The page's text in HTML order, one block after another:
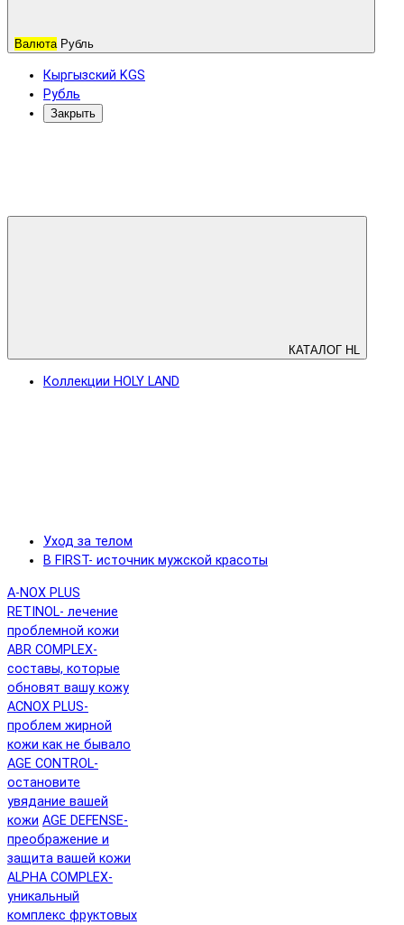
Валюта Рубль
Кыргызский KGS
Рубль
Закрыть
КАТАЛОГ HL
Коллекции HOLY LAND
Уход за телом
B FIRST- источник мужской красоты
A-NOX PLUS
RETINOL- лечение
проблемной кожи
ABR COMPLEX-
составы, которые
обновят вашу кожу
ACNOX PLUS-
проблем жирной
кожи как не бывало
AGE CONTROL-
остановите
увядание вашей
кожи AGE DEFENSE-
преображение и
защита вашей кожи
ALPHA COMPLEX-
уникальный
комплекс фруктовых